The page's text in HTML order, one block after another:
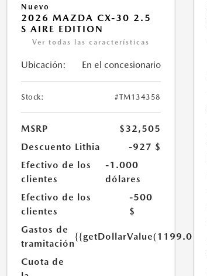
Nuevo
2026 MAZDA CX-30 2.5
S AIRE EDITION
Ver todas las características
Ubicación: En el concesionario
Stock: #TM134358
MSRP
$32,505
Descuento Lithia
-927 $
Efectivo de los
clientes
-1.000
dólares
Efectivo de los
clientes
-500
$
Gastos de
tramitación
{{getDollarValue(1199.0)}}
Cuota de